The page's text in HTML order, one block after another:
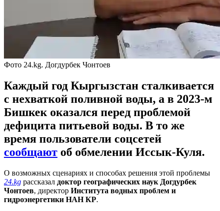
Фото 24.kg. Догдурбек Чонтоев
Каждый год Кыргызстан сталкивается
с нехваткой поливной воды, а в 2023-м
Бишкек оказался перед проблемой
дефицита питьевой воды. В то же
время пользователи соцсетей
сообщают об обмелении Иссык-Куля.
О возможных сценариях и способах решения этой проблемы
24.kg рассказал доктор географических наук Догдурбек
Чонтоев, директор Института водных проблем и
гидроэнергетики НАН КР.